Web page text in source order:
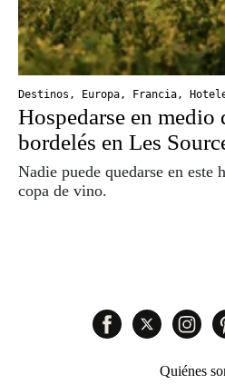
Destinos , Europa, Francia,
Hospedarse en medio
bordelés en Les
Nadie puede quedarse en este
copa de vino.
Quiénes